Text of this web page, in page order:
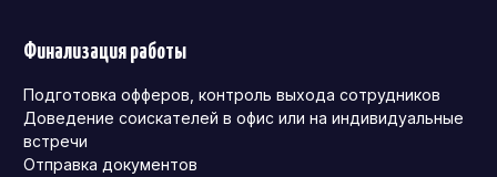
Финализация работы
Подготовка офферов, контроль выхода сотрудников
Доведение соискателей в офис или на индивидуальные
встречи
Отправка документов